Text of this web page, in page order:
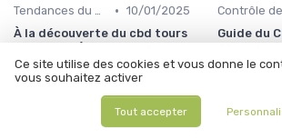
Tendances du marché • 10/01/2025
À la découverte du cbd tours
: un marché local en pleine
expansion
Guide du
boutiques,
qualité
Ce site utilise des cookies et vous donne le
vous souhaitez activer
Tout accepter